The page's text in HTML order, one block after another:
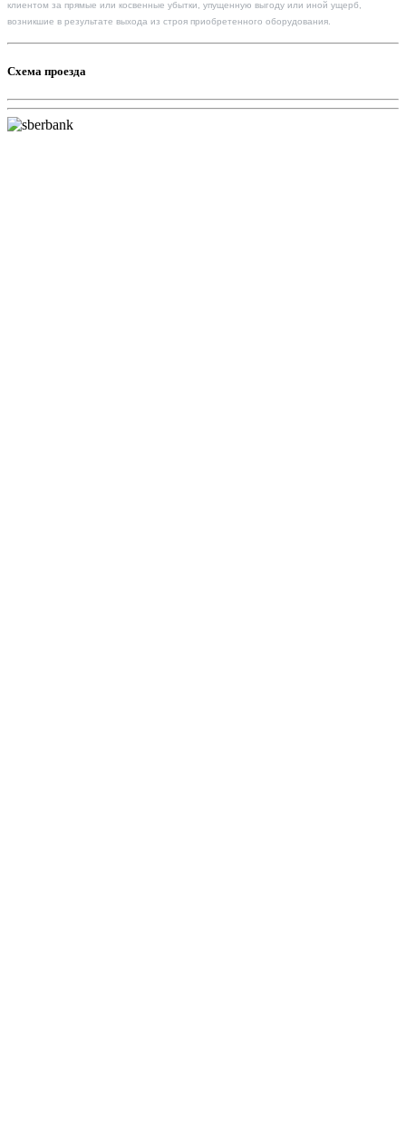
клиентом за прямые или косвенные убытки, упущенную выгоду или иной ущерб,
возникшие в результате выхода из строя приобретенного оборудования.
Схема проезда